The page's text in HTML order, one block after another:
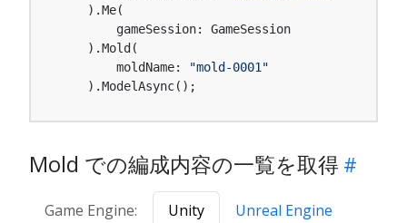
    ).Me(
        gameSession: GameSession
    ).Mold(
        moldName:
"mold-0001"
    ).ModelAsync();
Mold での編成内容の一覧を取得
Game Engine: Unity Unreal Engine